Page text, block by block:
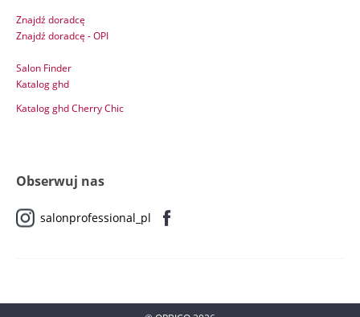
Znajdź doradcę
Znajdź doradcę - OPI
Salon Finder
Katalog ghd
Katalog ghd Cherry Chic
Obserwuj nas
salonprofessional_pl